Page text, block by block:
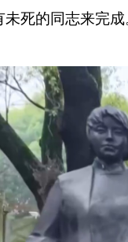
死的同志来完